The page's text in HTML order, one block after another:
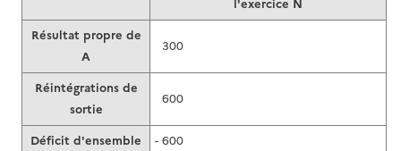
l'exercice N
Résultat propre de
A
300
Réintégrations de
sortie
600
Déficit d'ensemble
- 600